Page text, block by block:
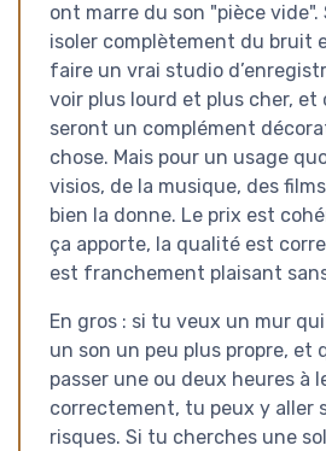
ont marre du son "pièce
isoler complètement du bruit
faire un vrai studio
voir plus lourd et plus cher, et
seront un complément
chose. Mais pour un usage
visios, de la musique, des
bien la donne. Le prix est
ça apporte, la qualité est
est franchement plaisant
En gros : si tu veux un mur
un son un peu plus propre, et
passer une ou deux heures à
correctement, tu peux y aller
risques. Si tu cherches une